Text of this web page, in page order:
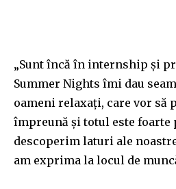
„Sunt încă în internship și
Summer Nights îmi dau
oameni relaxați, care vor să
împreună și totul este foarte
descoperim laturi ale
am exprima la locul de